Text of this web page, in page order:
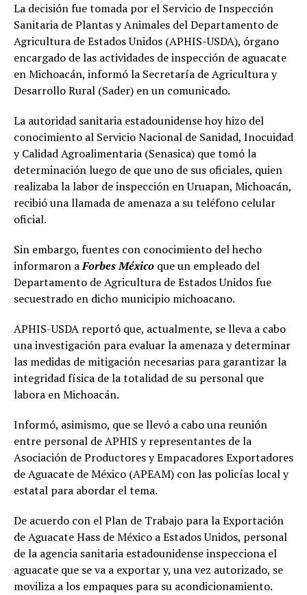
La decisión fue tomada por el Servicio de Inspección
Sanitaria de Plantas y Animales del Departamento de
Agricultura de Estados Unidos (APHIS-USDA), órgano
encargado de las actividades de inspección de aguacate
en Michoacán, informó la Secretaría de Agricultura y
Desarrollo Rural (Sader) en un comunicado.
La autoridad sanitaria estadounidense hoy hizo del
conocimiento al Servicio Nacional de Sanidad, Inocuidad
y Calidad Agroalimentaria (Senasica) que tomó la
determinación luego de que uno de sus oficiales, quien
realizaba la labor de inspección en Uruapan, Michoacán,
recibió una llamada de amenaza a su teléfono celular
oficial.
Sin embargo, fuentes con conocimiento del hecho
informaron aForbes México que un empleado del
Departamento de Agricultura de Estados Unidos fue
secuestrado en dicho municipio michoacano.
APHIS-USDA reportó que, actualmente, se lleva a cabo
una investigación para evaluar la amenaza y determinar
las medidas de mitigación necesarias para garantizar la
integridad física de la totalidad de su personal que
labora en Michoacán.
Informó, asimismo, que se llevó a cabo una reunión
entre personal de APHIS y representantes de la
Asociación de Productores y Empacadores Exportadores
de Aguacate de México (APEAM) con las policías local y
estatal para abordar el tema.
De acuerdo con el Plan de Trabajo para la Exportación
de Aguacate Hass de México a Estados Unidos, personal
de la agencia sanitaria estadounidense inspecciona el
aguacate que se va a exportar y, una vez autorizado, se
moviliza a los empaques para su acondicionamiento.